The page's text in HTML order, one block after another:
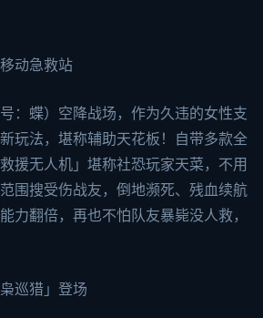
动急救站
：蝶）空降战场，作为久违的女性支
玩法，堪称辅助天花板！自带多款全
援无人机」堪称社恐玩家天菜，不用
围搜受伤战友，倒地濒死、残血续航
力翻倍，再也不怕队友暴毙没人救，
巡猎」登场